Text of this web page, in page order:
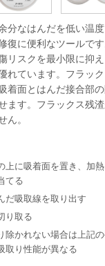
分なはんだを低い温
復に便利なツールで
リスクを最小限に抑
れています。フラッ
着面とはんだ接合部
ます。フラックス残
ん。
上に吸着面を置き、加
てる
だ吸取線を取り出す
り取る
除かれない場合は上記
取り性能が異なる